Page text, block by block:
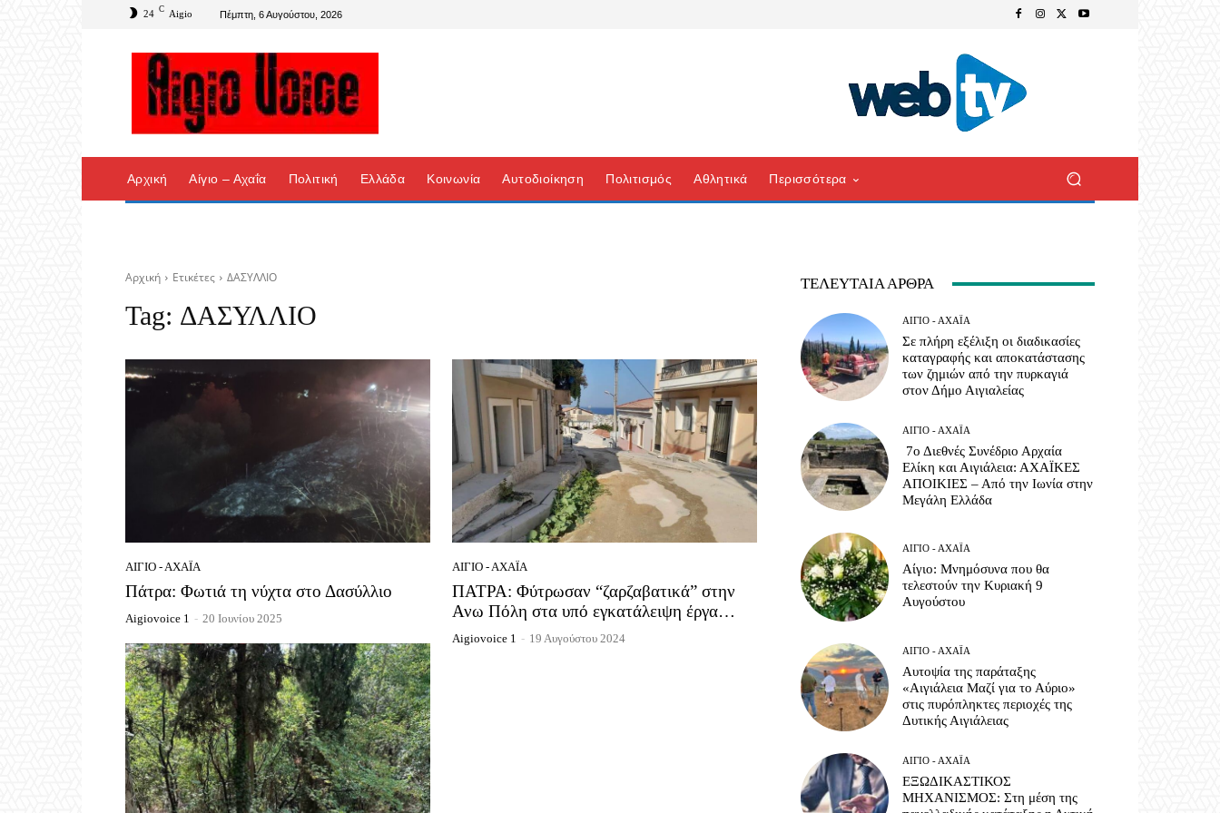
24 C Aigio Πέμπτη, 6 Αυγούστου, 2026
Αρχική Αίγιο – Αχαΐα Πολιτική Ελλάδα Κοινωνία Αυτοδιοίκηση Πολιτισμός Αθλητικά Περισσότερα
Αρχική Ετικέτες ΔΑΣΥΛΛΙΟ
Tag: ΔΑΣΥΛΛΙΟ
ΑΊΓΙΟ - ΑΧΑΪ́Α
Πάτρα: Φωτιά τη νύχτα στο Δασύλλιο
Aigiovoice 1 - 20 Ιουνίου 2025
ΑΊΓΙΟ - ΑΧΑΪ́Α
ΠΑΤΡΑ: Φύτρωσαν “ζαρζαβατικά” στην
Ανω Πόλη στα υπό εγκατάλειψη έργα…
Aigiovoice 1 - 19 Αυγούστου 2024
ΤΕΛΕΥΤΑΊΑ ΆΡΘΡΑ
ΑΊΓΙΟ - ΑΧΑΪ́Α
Σε πλήρη εξέλιξη οι διαδικασίες
καταγραφής και αποκατάστασης
των ζημιών από την πυρκαγιά
στον Δήμο Αιγιαλείας
ΑΊΓΙΟ - ΑΧΑΪ́Α
7ο Διεθνές Συνέδριο Αρχαία
Ελίκη και Αιγιάλεια: ΑΧΑΪΚΕΣ
ΑΠΟΙΚΙΕΣ – Από την Ιωνία στην
Μεγάλη Ελλάδα
ΑΊΓΙΟ - ΑΧΑΪ́Α
Αίγιο: Μνημόσυνα που θα
τελεστούν την Κυριακή 9
Αυγούστου
ΑΊΓΙΟ - ΑΧΑΪ́Α
Αυτοψία της παράταξης
«Αιγιάλεια Μαζί για το Αύριο»
στις πυρόπληκτες περιοχές της
Δυτικής Αιγιάλειας
ΑΊΓΙΟ - ΑΧΑΪ́Α
ΕΞΩΔΙΚΑΣΤΙΚΟΣ
ΜΗΧΑΝΙΣΜΟΣ: Στη μέση της